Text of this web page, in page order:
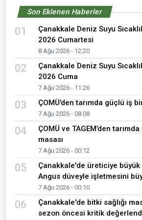
Son Eklenen Haberler
01
Çanakkale Deniz Suyu
2026 Cumartesi
8 Ağu 2026 - 12:20
02
Çanakkale Deniz Suyu
2026 Cuma
7 Ağu 2026 - 11:26
03 ÇOMÜ’den tarımda güçlü iş
7 Ağu 2026 - 08:08
04
ÇOMÜ ve TAGEM’den
masası
7 Ağu 2026 - 00:12
05
Çanakkale'de üreticiye
Angus düveyle işletmesini
7 Ağu 2026 - 00:10
06
Çanakkale'de bitki sağlığı
sezon öncesi kritik